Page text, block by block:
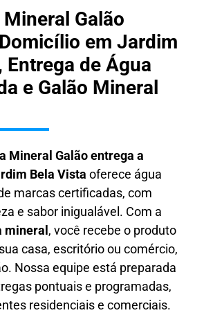
Galão
em Jardim
Entrega de Água
e Galão Mineral
Mineral Galão entrega a
Bela Vista oferece água
marcas certificadas, com
e sabor inigualável. Com a
mineral , você recebe o produto
casa, escritório ou comércio,
Nossa equipe está preparada
pontuais e programadas,
residenciais e comerciais.